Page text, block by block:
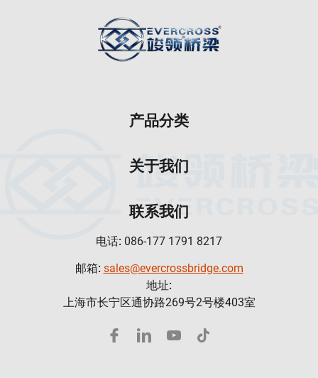
产品分类
关于我们
联系我们
电话: 086-177 1791 8217
邮箱: sales@evercrossbridge.com
地址:
上海市长宁区通协路269号2号楼403室